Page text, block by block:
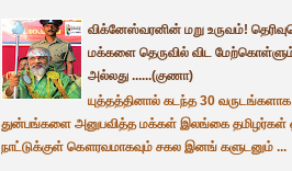
விக்னேஸ்வரனின் மறு உருவம்!
மக்களை தெருவில் விட மேற்கொள்ளும்
அல்லது ......(குணா)
யுத்தத்தினால் கடந்த 30 வருடங்களாக
துன்பங்களை அனுபவித்த மக்கள் இலங்கை தமிழர்கள்
நாட்டுக்குள் கௌரவமாகவும் சகல இனங் களுடனும் ...